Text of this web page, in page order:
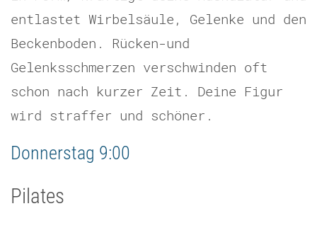
entlastet Wirbelsäule, Gelenke und den
Beckenboden. Rücken-und
Gelenksschmerzen verschwinden oft
schon nach kurzer Zeit. Deine Figur
wird straffer und schöner.
Donnerstag 9:00
Pilates